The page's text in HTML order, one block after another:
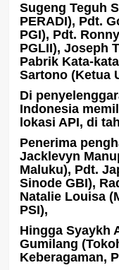
Sugeng Teguh
PERADI), Pdt.
PGI), Pdt.
PGLII), Joseph
Pabrik Kata-
Sartono (Ketua
Di
Indonesia
lokasi API, di
Penerima
Jacklevyn
Maluku), Pdt.
Sinode GBI),
Natalie Louisa
PSI),
Hingga Syaykh
Gumilang
Keberagaman,